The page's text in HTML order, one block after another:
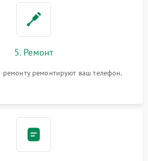
5. Ремонт
ремонту ремонтируют ваш телефон.